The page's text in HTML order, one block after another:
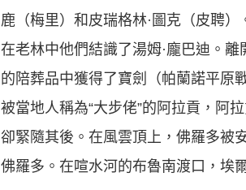
鹿（梅里）和皮瑞格林·圖克（皮聘
在老林中他們結識了湯姆·龐巴迪。
的陪葬品中獲得了寶劍（帕蘭諾平原
被當地人稱為“大步佬”的阿拉貢，阿
卻緊隨其後。在風雲頂上，佛羅多被
佛羅多。在喧水河的布魯南渡口，埃